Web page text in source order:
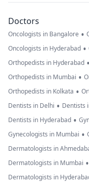
Doctors
Oncologists in Bangalore •
Oncologists in Hyderabad •
Orthopedists in Hyderabad •
Orthopedists in Mumbai •
Orthopedists in Kolkata •
Dentists in Delhi • Dentists
Dentists in Hyderabad •
Gynecologists in Mumbai •
Dermatologists in
Dermatologists in Mumbai •
Dermatologists in